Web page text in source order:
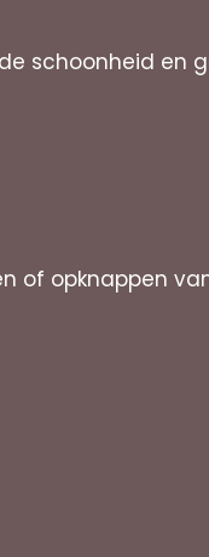
schoonheid en
of opknappen